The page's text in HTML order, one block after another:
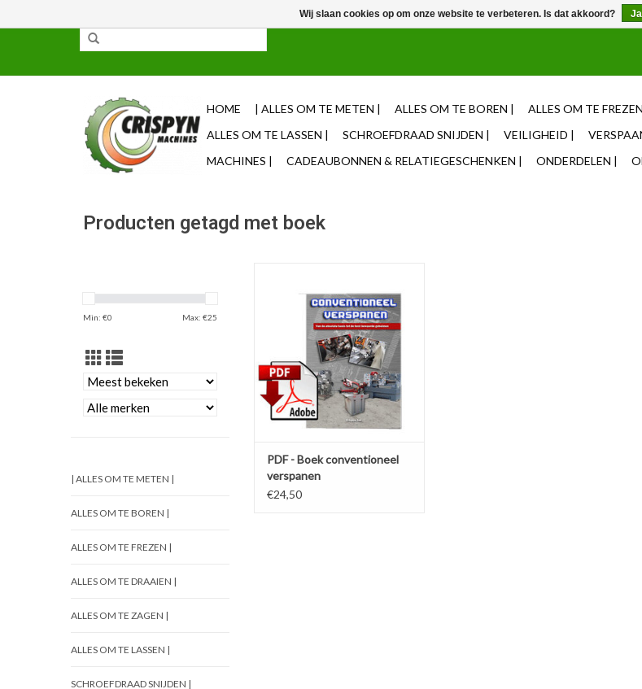
HOME | ALLES OM TE METEN | ALLES OM TE BOREN | ALLES OM TE
ALLES OM TE LASSEN |
SCHROEFDRAAD SNIJDEN | VEILIGHEID |
MACHINES |
CADEAUBONNEN & RELATIEGESCHENKEN | ONDERDELEN |
Producten getagd met boek
Min: €0 Max: €25
| ALLES OM TE METEN |
ALLES OM TE BOREN |
ALLES OM TE FREZEN |
ALLES OM TE DRAAIEN |
ALLES OM TE ZAGEN |
ALLES OM TE LASSEN |
SCHROEFDRAAD SNIJDEN |
door Jan Crispyn.
TOEVOEGEN AAN WINKELWAGEN
PDF - Boek conventioneel
verspanen
€24,50
Wij slaan cookies op om onze website te verbeteren. Is dat akkoord? Ja
✓ 85% uit voorraad leverbaar ✓ Op werkdagen voor 12u besteld, zelfde dag verzonden ✓